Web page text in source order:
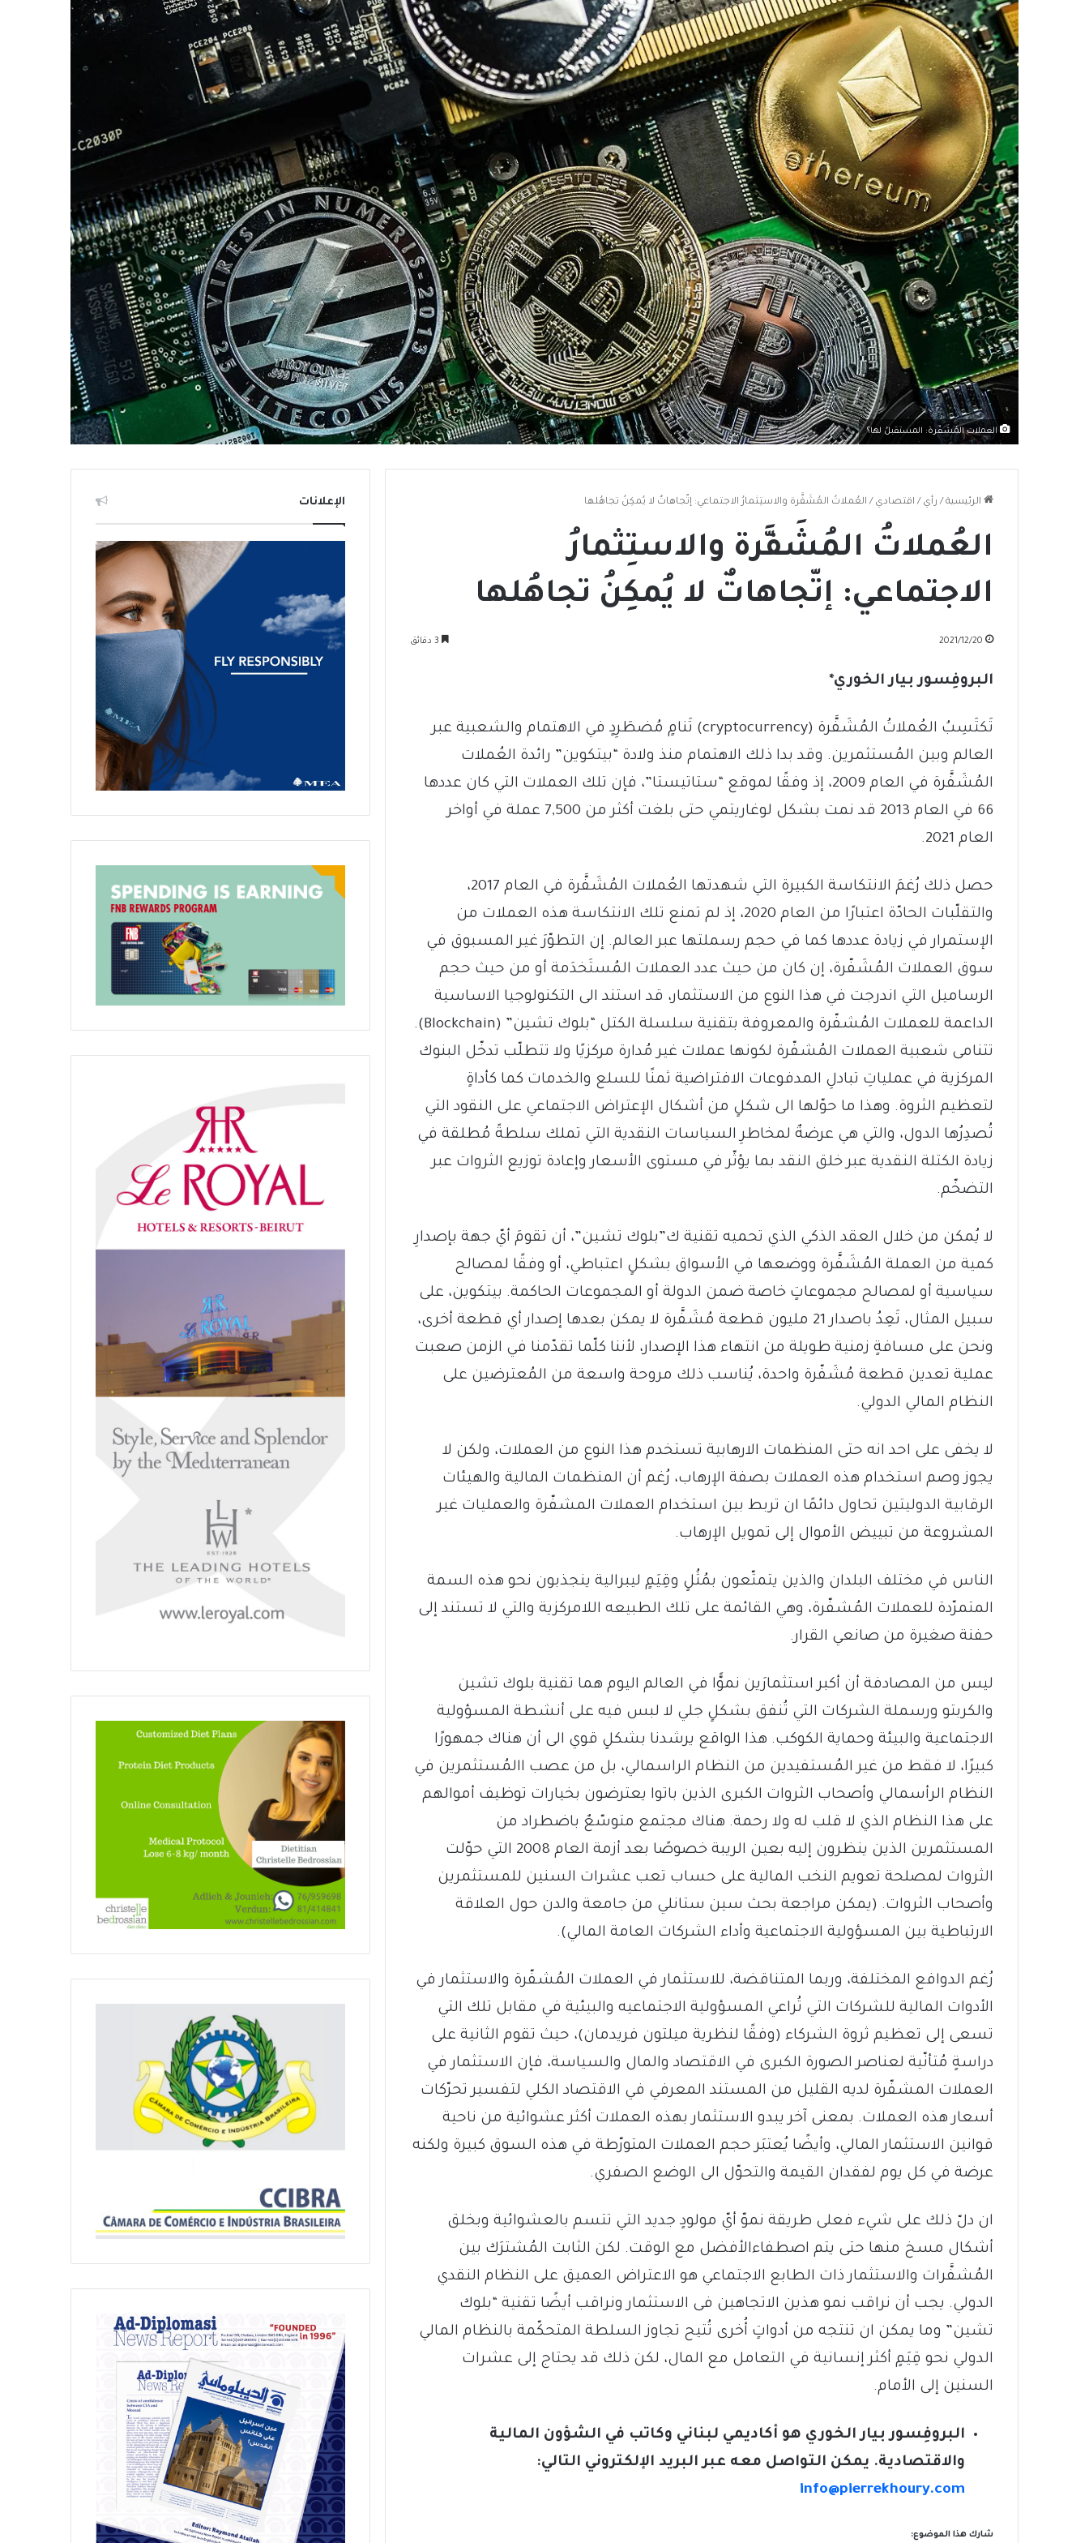
العملات المُشَفّرة: المستقبلُ لها؟
الرئيسية / رأي / اقتصادي / العُملاتُ المُشَفَّرة والاستِثمارُ الاجتماعي: إتّجاهاتٌ لا يُمكِنُ تجاهُلها
العُملاتُ المُشَفَّرة والاستِثمارُ
الاجتماعي: إتّجاهاتٌ لا يُمكِنُ تجاهُلها
2021/12/20
البروفِسور بيار الخوري*
تَكتَسِبُ العُملاتُ المُشَفَّرة (cryptocurrency) تَنامٍ مُضطَرِدٍ في الاهتمام والشعبية عبر
العالم وبين المُستثمرين. وقد بدا ذلك الاهتمام منذ ولادة “بيتكوين” رائدة العُملات
المُشَفَّرة في العام 2009، إذ وفقًا لموقع “ستاتيستا”، فإن تلك العملات التي كان عددها
66 في العام 2013 قد نمت بشكل لوغاريتمي حتى بلغت أكثر من 7,500 عملة في أواخر
العام 2021.
حصل ذلك رُغمَ الانتكاسة الكبيرة التي شهدتها العُملات المُشَفَّرة في العام 2017،
والتقلّبات الحادّة اعتبارًا من العام 2020، إذ لم تمنع تلك الانتكاسة هذه العملات من
الإستمرار في زيادة عددها كما في حجم رسملتها عبر العالم. إن التطوّرَ غير المسبوق في
سوق العملات المُشَفّرة، إن كان من حيث عدد العملات المُستَخدَمة أو من حيث حجم
الرساميل التي اندرجت في هذا النوع من الاستثمار، قد استند الى التكنولوجيا الاساسية
الداعمة للعملات المُشفّرة والمعروفة بتقنية سلسلة الكتل “بلوك تشين” (Blockchain).
تتنامى شعبية العملات المُشفّرة لكونها عملات غير مُدارة مركزيًا ولا تتطلّب تدخّل البنوك
المركزية في عملياتِ تبادلِ المدفوعات الافتراضية ثمنًا للسلع والخدمات كما كأداةٍ
لتعظيم الثروة. وهذا ما حوّلها الى شكلٍ من أشكال الإعتراض الاجتماعي على النقود التي
تُصدِرُها الدول، والتي هي عرضةٌ لمخاطرِ السياسات النقدية التي تملك سلطةً مُطلقة في
زيادة الكتلة النقدية عبر خلق النقد بما يؤثّر في مستوى الأسعار وإعادة توزيع الثروات عبر
التضخّم.
لا يُمكن من خلال العقد الذكي الذي تحميه تقنية ك”بلوك تشين”، أن تقومَ أيّ جهة بإصدارِ
كمية من العملة المُشَفَّرة ووضعها في الأسواق بشكلٍ اعتباطي، أو وفقًا لمصالح
سياسية أو لمصالح مجموعاتٍ خاصة ضمن الدولة أو المجموعات الحاكمة. بيتكوين، على
سبيل المثال، تَعِدُ باصدار 21 مليون قطعة مُشَفَّرة لا يمكن بعدها إصدار أي قطعة أخرى،
ونحن على مسافةٍ زمنية طويلة من انتهاء هذا الإصدار، لأننا كلّما تقدّمنا في الزمن صعبت
عملية تعدين قطعة مُشَفّرة واحدة، يُناسب ذلك مروحة واسعة من المُعترضين على
النظام المالي الدولي.
لا يخفى على احد انه حتى المنظمات الارهابية تستخدم هذا النوع من العملات، ولكن لا
يجوز وصم استخدام هذه العملات بصفة الإرهاب، رُغم أن المنظمات المالية والهيئات
الرقابية الدوليتين تحاول دائمًا ان تربط بين استخدام العملات المشفّرة والعمليات غير
المشروعة من تبييض الأموال إلى تمويل الإرهاب.
الناس في مختلف البلدان والذين يتمتّعون بمُثُلٍ وقِيَمٍ ليبرالية ينجذبون نحو هذه السمة
المتمرّدة للعملات المُشفّرة، وهي القائمة على تلك الطبيعه اللامركزية والتي لا تستند إلى
حفنة صغيرة من صانعي القرار.
ليس من المصادفة أن أكبر استثمارَين نموًّا في العالم اليوم هما تقنية بلوك تشين
والكربتو ورسملة الشركات التي تُنفق بشكلٍ جلي لا لبس فيه على أنشطة المسؤولية
الاجتماعية والبيئة وحماية الكوكب. هذا الواقع يرشدنا بشكلٍ قوي الى أن هناك جمهورًا
كبيرًا، لا فقط من غير المُستفيدين من النظام الراسمالي، بل من عصب االمُستثمرين في
النظام الرأسمالي وأصحاب الثروات الكبرى الذين باتوا يعترضون بخيارات توظيف أموالهم
على هذا النظام الذي لا قلب له ولا رحمة. هناك مجتمع متوسّعٌ باضطراد من
المستثمرين الذين ينظرون إليه بعين الريبة خصوصًا بعد أزمة العام 2008 التي حوّلت
الثروات لمصلحة تعويم النخب المالية على حساب تعب عشرات السنين للمستثمرين
وأصحاب الثروات. (يمكن مراجعة بحث سين ستانلي من جامعة والدن حول العلاقة
الارتباطية بين المسؤولية الاجتماعية وأداء الشركات العامة المالي).
رُغم الدوافع المختلفة، وربما المتناقضة، للاستثمار في العملات المُشفّرة والاستثمار في
الأدوات المالية للشركات التي تُراعي المسؤولية الاجتماعيه والبيئية في مقابل تلك التي
تسعى إلى تعظيم ثروة الشركاء (وفقًا لنظرية ميلتون فريدمان)، حيث تقوم الثانية على
دراسةٍ مُتأنّية لعناصر الصورة الكبرى في الاقتصاد والمال والسياسة، فإن الاستثمار في
العملات المشفّرة لديه القليل من المستند المعرفي في الاقتصاد الكلي لتفسير تحرّكات
أسعار هذه العملات. بمعنى آخر يبدو الاستثمار بهذه العملات أكثر عشوائية من ناحية
قوانين الاستثمار المالي، وأيضًا يُعتبَر حجم العملات المتورّطة في هذه السوق كبيرة ولكنه
عرضة في كل يوم لفقدان القيمة والتحوّل الى الوضع الصفري.
ان دلّ ذلك على شيء فعلى طريقة نموّ أيّ مولودٍ جديد التي تتسم بالعشوائية وبخلق
أشكال مسخ منها حتى يتم اصطفاءالأفضل مع الوقت. لكن الثابت المُشترَك بين
المُشفَّرات والاستثمار ذات الطابع الاجتماعي هو الاعتراض العميق على النظام النقدي
الدولي. يجب أن نراقب نمو هذين الاتجاهين فى الاستثمار ونراقب أيضًا تقنية “بلوك
تشين” وما يمكن ان تنتجه من أدواتٍ أُخرى تُتيح تجاوز السلطة المتحكّمة بالنظام المالي
الدولي نحو قِيَمٍ أكثر إنسانية في التعامل مع المال، لكن ذلك قد يحتاج إلى عشرات
السنين إلى الأمام.
البروفِسور بيار الخوري هو أكاديمي لبناني وكاتب في الشؤون المالية
والاقتصادية. يمكن التواصل معه عبر البريد الإلكتروني التالي:
info@pierrekhoury.com
شارك هذا الموضوع:
الإعلانات